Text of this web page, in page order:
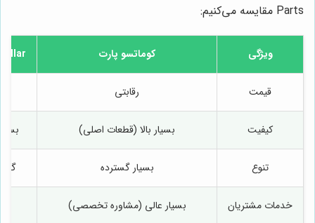
Parts مقایسه می‌کنیم:
ویژگی کوماتسو پارت
قیمت رقابتی
کیفیت بسیار بالا (قطعات اصلی)
تنوع بسیار گسترده
خدمات مشتریان بسیار عالی (مشاوره تخصصی)